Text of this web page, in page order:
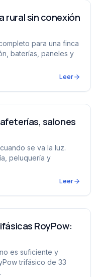
sin conexión a la red
rural sin conexión
para una finca
baterías, paneles y
Leer
salones de belleza y
salones
se va la luz.
peluquería y
Leer
RoyPow: cuándo
RoyPow:
es suficiente y
trifásico de 33